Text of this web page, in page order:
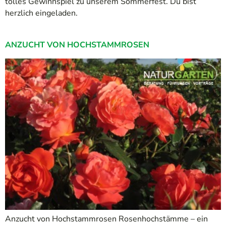
herzlich eingeladen.
ANZUCHT VON HOCHSTAMMROSEN
Anzucht von Hochstammrosen Rosenhochstämme – ein